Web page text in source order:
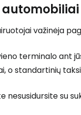
važinėja
terminalo ant
o standartinių
nesusidursite su